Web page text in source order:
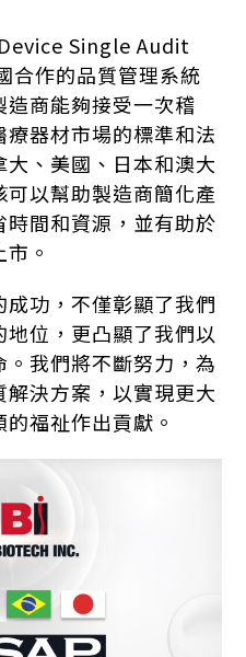
Single Audit
作的品質管理系統
商能夠接受一次稽
器材市場的標準和法
、美國、日本和澳大
以幫助製造商簡化產
間和資源，並有助於
。
功，不僅彰顯了我們
位，更凸顯了我們以
我們將不斷努力，為
決方案，以實現更大
福祉作出貢獻。